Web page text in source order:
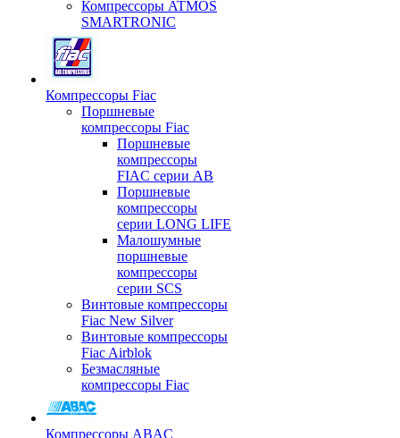
Компрессоры ATMOS
SMARTRONIC
Компрессоры Fiac
Поршневые
компрессоры Fiac
Поршневые
компрессоры
FIAC серии AB
Поршневые
компрессоры
серии LONG LIFE
Малошумные
поршневые
компрессоры
серии SCS
Винтовые компрессоры
Fiac New Silver
Винтовые компрессоры
Fiac Airblok
Безмасляные
компрессоры Fiac
Компрессоры ABAC